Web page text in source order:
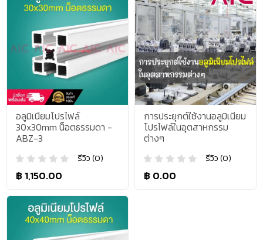
อลูมิเนียมโปรไฟล์
30x30mm น็อตธรรมดา -
ABZ-3
รีวิว (0)
฿ 1,150.00
การประยุกต์ใช้งานอลูมิเนียม
โปรไฟล์ในอุตสาหกรรม
ต่างๆ
รีวิว (0)
฿ 0.00